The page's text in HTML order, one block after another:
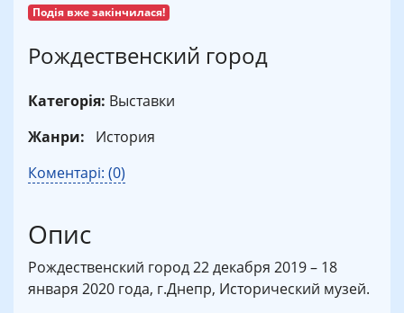
Подія вже закінчилася!
Рождественский город
Категорія: Выставки
Жанри:
История
Коментарі: (0)
Опис
Рождественский город 22 декабря 2019 – 18
января 2020 года, г.Днепр, Исторический музей.